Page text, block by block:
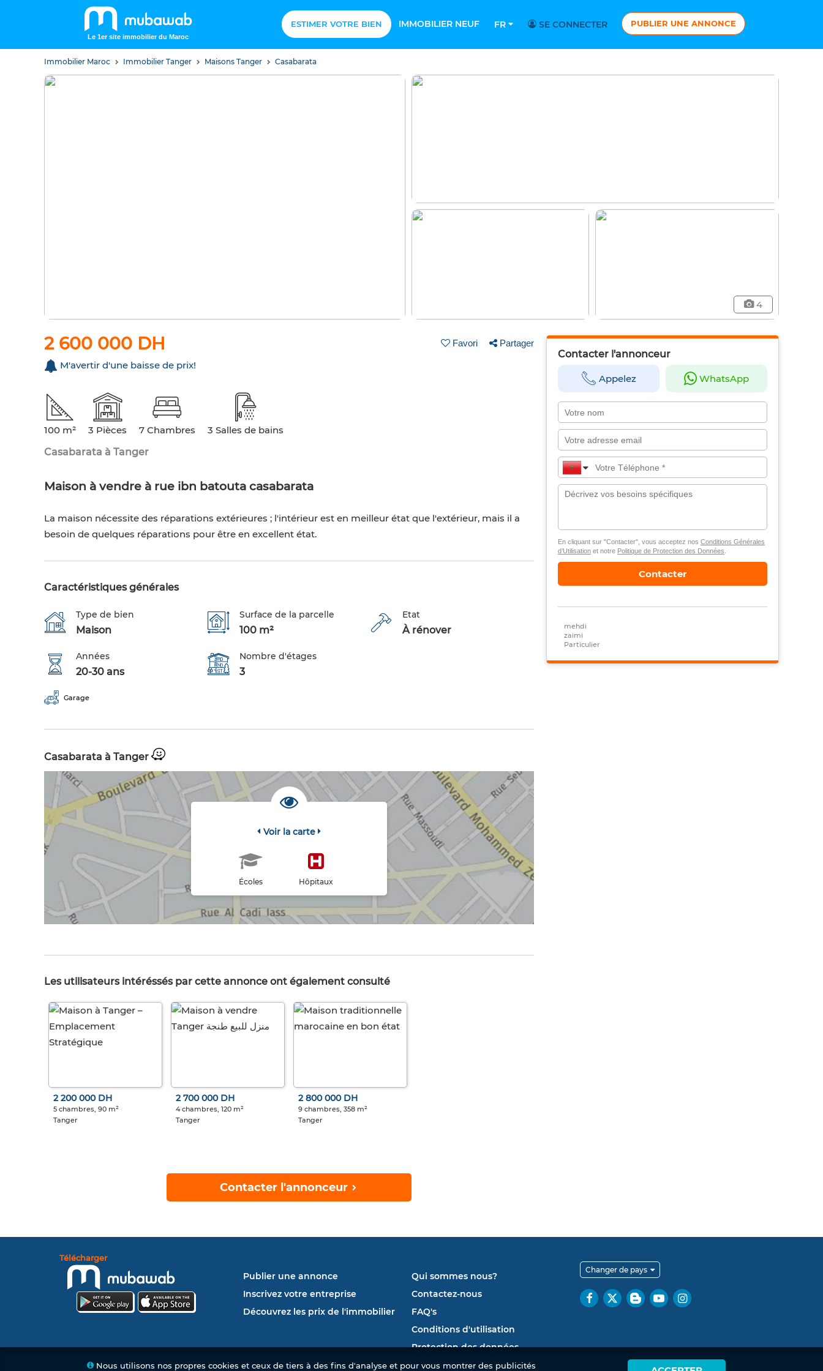
Le 1er site immobilier du Maroc
ESTIMER VOTRE BIEN IMMOBILIER NEUF FR SE CONNECTER PUBLIER UNE ANNONCE
Immobilier Maroc Immobilier Tanger Maisons Tanger Casabarata
4
2 600 000 DH Favori Partager
M'avertir d'une baisse de prix!
100 m² 3 Pièces 7 Chambres
3 Salles de bains
Casabarata à Tanger
Maison à vendre à rue ibn batouta casabarata
La maison nécessite des réparations extérieures ; l'intérieur est en meilleur état que l'extérieur, mais il a
besoin de quelques réparations pour être en excellent état.
Caractéristiques générales
Type de bien
Maison
Surface de la parcelle
100 m²
Etat
À rénover
Années
20-30 ans
Nombre d'étages
3
Garage
Casabarata à Tanger
Voir la carte
Écoles Hôpitaux
Les utilisateurs intéréssés par cette annonce ont également consulté
2 200 000 DH
5 chambres, 90 m²
Tanger
2 700 000 DH
4 chambres, 120 m²
Tanger
2 800 000 DH
9 chambres, 358 m²
Tanger
Contacter l'annonceur
Contacter l'annonceur
Appelez WhatsApp
En cliquant sur "Contacter", vous acceptez nos Conditions Générales
d’Utilisationet notre Politique de Protection des Données
Contacter
mehdi
zaimi
Particulier
Télécharger
Publier une annonce
Inscrivez votre entreprise
Découvrez les prix de l'immobilier
Qui sommes nous?
Contactez-nous
FAQ's
Conditions d'utilisation
Protection des données
Changer de pays
Nous utilisons nos propres cookies et ceux de tiers à des fins d'analyse et pour vous montrer des publicités